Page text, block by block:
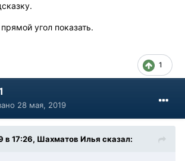
угол показать.
1
28 мая, 2019
в 17:26, Шахматов Илья сказал: